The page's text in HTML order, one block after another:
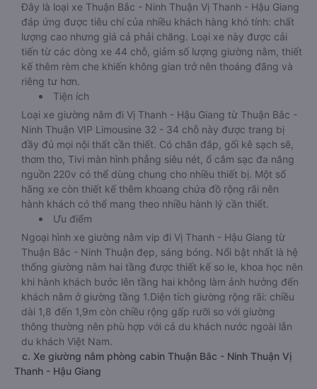
Đây là loại xe Thuận Bắc - Ninh Thuận Vị Thanh - Hậu Giang
đáp ứng được tiêu chí của nhiều khách hàng khó tính: chất
lượng cao nhưng giá cả phải chăng. Loại xe này được cải
tiến từ các dòng xe 44 chỗ, giảm số lượng giường nằm, thiết
kế thêm rèm che khiến không gian trở nên thoáng đãng và
riêng tư hơn.
Tiện ích
Loại xe giường nằm đi Vị Thanh - Hậu Giang từ Thuận Bắc -
Ninh Thuận VIP Limousine 32 - 34 chỗ này được trang bị
đầy đủ mọi nội thất cần thiết. Có chăn đắp, gối kê sạch sẽ,
thơm tho, Tivi màn hình phẳng siêu nét, ổ cắm sạc đa năng
nguồn 220v có thể dùng chung cho nhiều thiết bị. Một số
hãng xe còn thiết kế thêm khoang chứa đồ rộng rãi nên
hành khách có thể mang theo nhiều hành lý cần thiết.
Ưu điểm
Ngoại hình xe giường nằm vip đi Vị Thanh - Hậu Giang từ
Thuận Bắc - Ninh Thuận đẹp, sáng bóng. Nổi bật nhất là hệ
thống giường nằm hai tầng được thiết kế so le, khoa học nên
khi hành khách bước lên tầng hai không làm ảnh hưởng đến
khách nằm ở giường tầng 1.Diện tích giường rộng rãi: chiều
dài 1,8 đến 1,9m còn chiều rộng gấp rưỡi so với giường
thông thường nên phù hợp với cả du khách nước ngoài lẫn
du khách Việt Nam.
c. Xe giường nằm phòng cabin Thuận Bắc - Ninh Thuận Vị
Thanh - Hậu Giang